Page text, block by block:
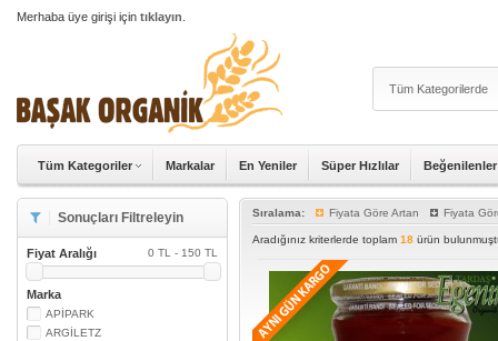
Merhaba üye girişi için tıklayın
Tüm Kategoriler Markalar En Yeniler Süper Hızlılar Beğenilenler
Sonuçları Filtreleyin
Fiyat Aralığı 0 TL - 150 TL
Marka
APİPARK
ARGİLETZ
Sıralama: Fiyata Göre Artan Fiyata
Aradığınız kriterlerde toplam 18 ürün